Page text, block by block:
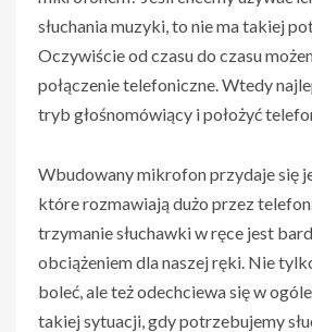
słuchania muzyki, to nie ma takiej
Oczywiście od czasu do czasu
połączenie telefoniczne. Wtedy
tryb głośnomówiący i położyć
Wbudowany mikrofon przydaje się
które rozmawiają dużo przez
trzymanie słuchawki w ręce jest
obciążeniem dla naszej ręki. Nie
boleć, ale też odechciewa się w
takiej sytuacji, gdy potrzebujemy